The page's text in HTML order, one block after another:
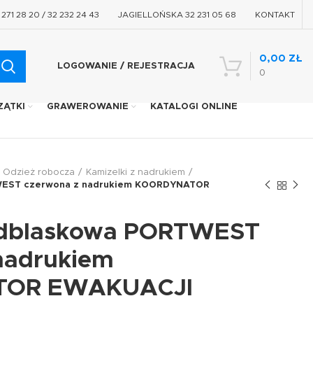
28 20 / 32 232 24 43 JAGIELLOŃSKA 32 231 05 68 KONTAKT
LOGOWANIE / REJESTRACJA
0
0,00 ZŁ
GRAWEROWANIE KATALOGI ONLINE
Odzież robocza
Kamizelki z nadrukiem
czerwona z nadrukiem KOORDYNATOR
PORTWEST
EWAKUACJI